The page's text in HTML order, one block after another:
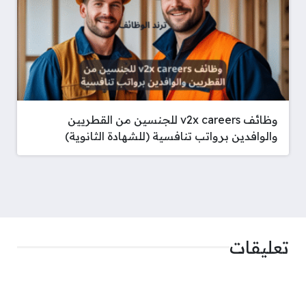
وظائف v2x careers للجنسين من القطريين
والوافدين برواتب تنافسية (للشهادة الثانوية)
تعليقات